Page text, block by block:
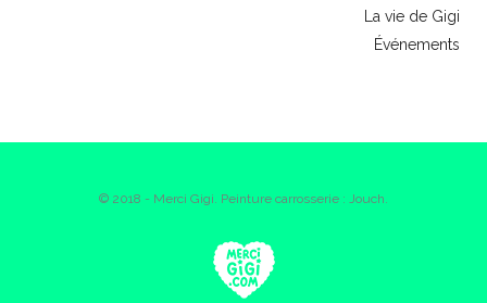
La vie de Gigi
Événements
© 2018 - Merci Gigi. Peinture carrosserie : Jouch.